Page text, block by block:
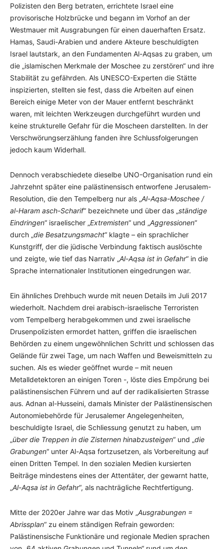
Polizisten den Berg betraten, errichtete Israel eine
provisorische Holzbrücke und begann im Vorhof an der
Westmauer mit Ausgrabungen für einen dauerhaften Ersatz.
Hamas, Saudi-Arabien und andere Akteure beschuldigten
Israel lautstark, an den Fundamenten Al-Aqsas zu graben, um
die „islamischen Merkmale der Moschee zu zerstören“ und ihre
Stabilität zu gefährden. Als UNESCO-Experten die Stätte
inspizierten, stellten sie fest, dass die Arbeiten auf einen
Bereich einige Meter von der Mauer entfernt beschränkt
waren, mit leichten Werkzeugen durchgeführt wurden und
keine strukturelle Gefahr für die Moscheen darstellten. In der
Verschwörungserzählung fanden ihre Schlussfolgerungen
jedoch kaum Widerhall.
Dennoch verabschiedete dieselbe UNO-Organisation rund ein
Jahrzehnt später eine palästinensisch entworfene Jerusalem-
Resolution, die den Tempelberg nur als „Al-Aqsa-Moschee /
al-Haram asch-Scharif“ bezeichnete und über das „ständige
Eindringen“ israelischer „Extremisten“ und „Aggressionen“
durch „die Besatzungsmacht“ klagte – ein sprachlicher
Kunstgriff, der die jüdische Verbindung faktisch auslöschte
und zeigte, wie tief das Narrativ „Al-Aqsa ist in Gefahr“ in die
Sprache internationaler Institutionen eingedrungen war.
Ein ähnliches Drehbuch wurde mit neuen Details im Juli 2017
wiederholt. Nachdem drei arabisch-israelische Terroristen
vom Tempelberg herabgekommen und zwei israelische
Drusenpolizisten ermordet hatten, griffen die israelischen
Behörden zu einem ungewöhnlichen Schritt und schlossen das
Gelände für zwei Tage, um nach Waffen und Beweismitteln zu
suchen. Als es wieder geöffnet wurde – mit neuen
Metalldetektoren an einigen Toren -, löste dies Empörung bei
palästinensischen Führern und auf der radikalisierten Strasse
aus. Adnan al-Husseini, damals Minister der Palästinensischen
Autonomiebehörde für Jerusalemer Angelegenheiten,
beschuldigte Israel, die Schliessung genutzt zu haben, um
„über die Treppen in die Zisternen hinabzusteigen“ und „die
Grabungen“ unter Al-Aqsa fortzusetzen, als Vorbereitung auf
einen Dritten Tempel. In den sozialen Medien kursierten
Beiträge mindestens eines der Attentäter, der gewarnt hatte,
„Al-Aqsa ist in Gefahr“, als nachträgliche Rechtfertigung.
Mitte der 2020er Jahre war das Motiv „Ausgrabungen =
Abrissplan“ zu einem ständigen Refrain geworden:
Palästinensische Funktionäre und regionale Medien sprachen